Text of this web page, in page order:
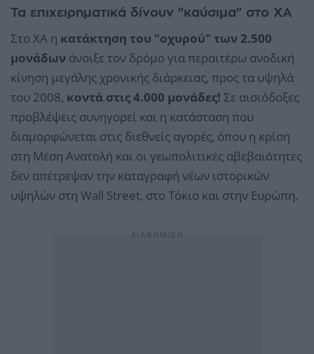
Τα επιχειρηματικά δίνουν "καύσιμα" στο ΧΑ
Στο ΧΑ η κατάκτηση του "οχυρού" των 2.500
μονάδων άνοιξε τον δρόμο για περαιτέρω ανοδική
κίνηση μεγάλης χρονικής διάρκειας, προς τα υψηλά
του 2008, κοντά στις 4.000 μονάδες! Σε αισιόδοξες
προβλέψεις συνηγορεί και η κατάσταση που
διαμορφώνεται στις διεθνείς αγορές, όπου η κρίση
στη Μέση Ανατολή και οι γεωπολιτικές αβεβαιότητες
δεν απέτρεψαν την καταγραφή νέων ιστορικών
υψηλών στη Wall Street, στο Τόκιο και στην Ευρώπη.